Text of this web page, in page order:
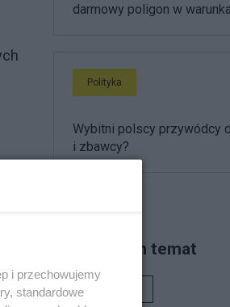
darmowy poligon w
Polityka
Wybitni polscy przywódcy
i zbawcy?
Piszą na ten temat
i przechowujemy
standardowe